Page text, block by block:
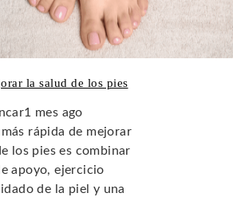
la salud de los pies
1 mes ago
rápida de mejorar
los pies es combinar
apoyo, ejercicio
de la piel y una